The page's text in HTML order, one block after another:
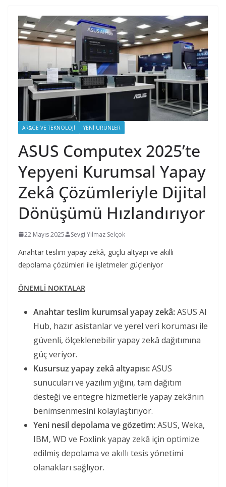
AR&GE VE TEKNOLOJI YENI ÜRÜNLER
ASUS Computex 2025’te
Yepyeni Kurumsal Yapay
Zekâ Çözümleriyle Dijital
Dönüşümü Hızlandırıyor
22 Mayıs 2025 Sevgi Yılmaz Selçok
Anahtar teslim yapay zekâ, güçlü altyapı ve akıllı
depolama çözümleri ile işletmeler güçleniyor
ÖNEMLİ NOKTALAR
Anahtar teslim kurumsal yapay zekâ:ASUS AI
Hub, hazır asistanlar ve yerel veri koruması ile
güvenli, ölçeklenebilir yapay zekâ dağıtımına
güç veriyor.
Kusursuz yapay zekâ altyapısı:ASUS
sunucuları ve yazılım yığını, tam dağıtım
desteği ve entegre hizmetlerle yapay zekânın
benimsenmesini kolaylaştırıyor.
Yeni nesil depolama ve gözetim:ASUS, Weka,
IBM, WD ve Foxlink yapay zekâ için optimize
edilmiş depolama ve akıllı tesis yönetimi
olanakları sağlıyor.